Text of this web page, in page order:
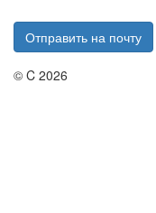
Отправить на почту
© C 2026